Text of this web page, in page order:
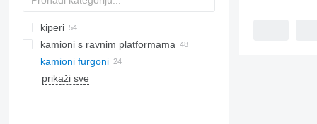
kiperi
kamioni s ravnim platformama
kamioni furgoni
prikaži sve